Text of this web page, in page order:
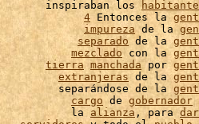
inspiraban los
4 Entonces la
impureza de la
separado de la
mezclado con la
tierra manchada por
extranjeras de la
separándose de la
cargo de gobernador
la alianza , para